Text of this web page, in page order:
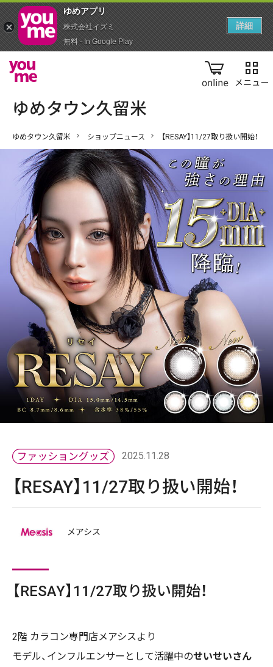
online
ゆめタウン久留米 ショップニュース 【RESAY】11/27取り扱い開始！
2025.11.28
【RESAY】11/27取り扱い開始！
メアシス
【RESAY】11/27取り扱い開始！
2階 カラコン専門店メアシスより
モデル、インフルエンサーとして活躍中のせいせいさん
ゆめアプ‪リ‬
株式会社イズミ
無料 - In Google Play
詳細